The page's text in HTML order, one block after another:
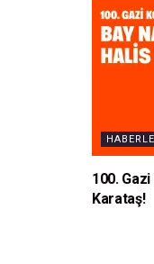
100.
Karataş!